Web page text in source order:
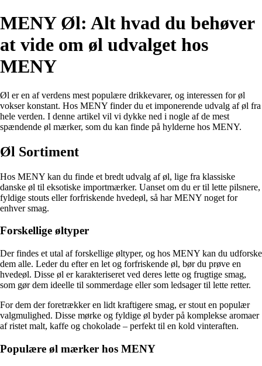
MENY Øl: Alt hvad du behøver
at vide om øl udvalget hos
MENY
Øl er en af verdens mest populære drikkevarer, og interessen for øl
vokser konstant. Hos MENY finder du et imponerende udvalg af øl fra
hele verden. I denne artikel vil vi dykke ned i nogle af de mest
spændende øl mærker, som du kan finde på hylderne hos MENY.
Øl Sortiment
Hos MENY kan du finde et bredt udvalg af øl, lige fra klassiske
danske øl til eksotiske importmærker. Uanset om du er til lette pilsnere,
fyldige stouts eller forfriskende hvedeøl, så har MENY noget for
enhver smag.
Forskellige øltyper
Der findes et utal af forskellige øltyper, og hos MENY kan du udforske
dem alle. Leder du efter en let og forfriskende øl, bør du prøve en
hvedeøl. Disse øl er karakteriseret ved deres lette og frugtige smag,
som gør dem ideelle til sommerdage eller som ledsager til lette retter.
For dem der foretrækker en lidt kraftigere smag, er stout en populær
valgmulighed. Disse mørke og fyldige øl byder på komplekse aromaer
af ristet malt, kaffe og chokolade – perfekt til en kold vinteraften.
Populære øl mærker hos MENY